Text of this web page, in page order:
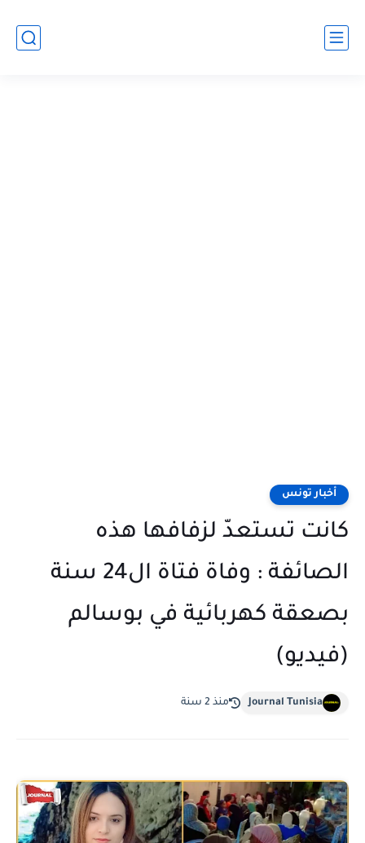
أخبار تونس
كانت تستعدّ لزفافها هذه
الصائفة : وفاة فتاة ال24 سنة
بصعقة كهربائية في بوسالم
(فيديو)
Journal Tunisia منذ 2 سنة